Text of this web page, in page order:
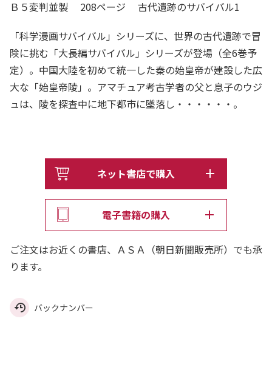
Ｂ５変判並製 208ページ 古代遺跡のサバイバル1
「科学漫画サバイバル」シリーズに、世界の古代遺跡で冒
険に挑む「大長編サバイバル」シリーズが登場（全6巻予
定）。中国大陸を初めて統一した秦の始皇帝が建設した広
大な「始皇帝陵」。アマチュア考古学者の父と息子のウジ
ュは、陵を探査中に地下都市に墜落し・・・・・・。
ネット書店で購入
電子書籍の購入
ご注文はお近くの書店、ＡＳＡ（朝日新聞販売所）でも承
ります。
バックナンバー